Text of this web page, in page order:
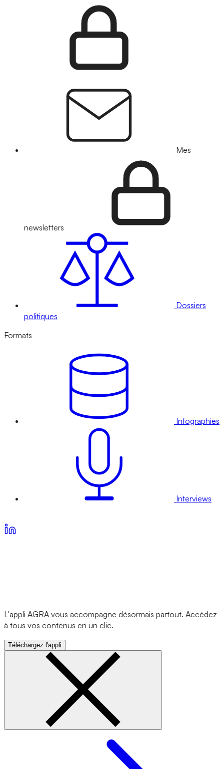
Mes
newsletters
Dossiers
politiques
Formats
Infographies
Interviews
L'appli AGRA vous accompagne désormais partout. Accédez
à tous vos contenus en un clic.
Téléchargez l'appli